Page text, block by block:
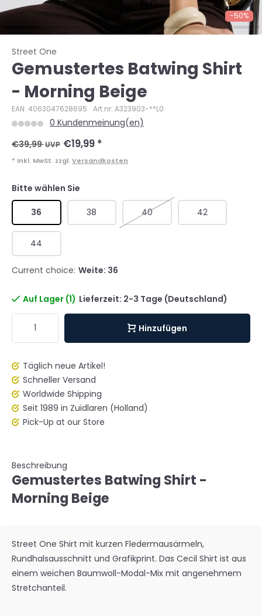
-50%
Street One
Gemustertes Batwing Shirt
- Morning Beige
EAN: 4063047628695 Art.nr: A323903-**L0
0 Kundenmeinung(en)
€39,99UVP €19,99 *
* Inkl. MwSt. zzgl. Versandkosten
Bitte wählen Sie
36 38 40 42
44
Current choice: Weite: 36
Auf Lager (1) Lieferzeit: 2-3 Tage (Deutschland)
Hinzufügen
Täglich neue Artikel!
Schneller Versand
Worldwide Shipping
Seit 1989 in Zuidlaren (Holland)
Pick-Up at our Store
Beschreibung
Gemustertes Batwing Shirt -
Morning Beige
Street One Shirt mit kurzen Fledermausärmeln,
Rundhalsausschnitt und Grafikprint. Das Cecil Shirt ist aus
einem weichen Baumwoll-Modal-Mix mit angenehmem
Stretchanteil.